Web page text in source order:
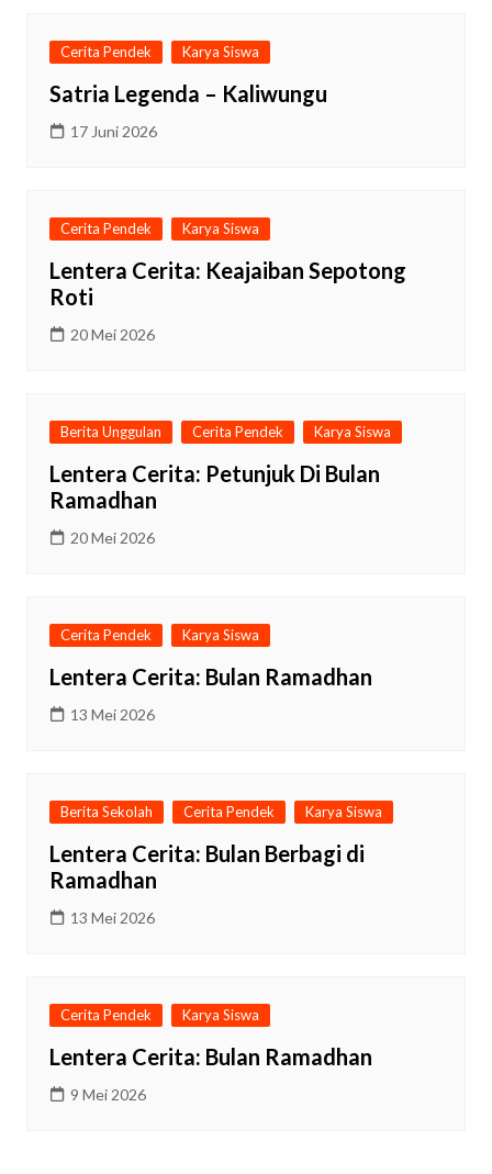
Cerita Pendek Karya Siswa
Satria Legenda – Kaliwungu
17 Juni 2026
Cerita Pendek Karya Siswa
Lentera Cerita: Keajaiban Sepotong
Roti
20 Mei 2026
Berita Unggulan Cerita Pendek Karya Siswa
Lentera Cerita: Petunjuk Di Bulan
Ramadhan
20 Mei 2026
Cerita Pendek Karya Siswa
Lentera Cerita: Bulan Ramadhan
13 Mei 2026
Berita Sekolah Cerita Pendek Karya Siswa
Lentera Cerita: Bulan Berbagi di
Ramadhan
13 Mei 2026
Cerita Pendek Karya Siswa
Lentera Cerita: Bulan Ramadhan
9 Mei 2026